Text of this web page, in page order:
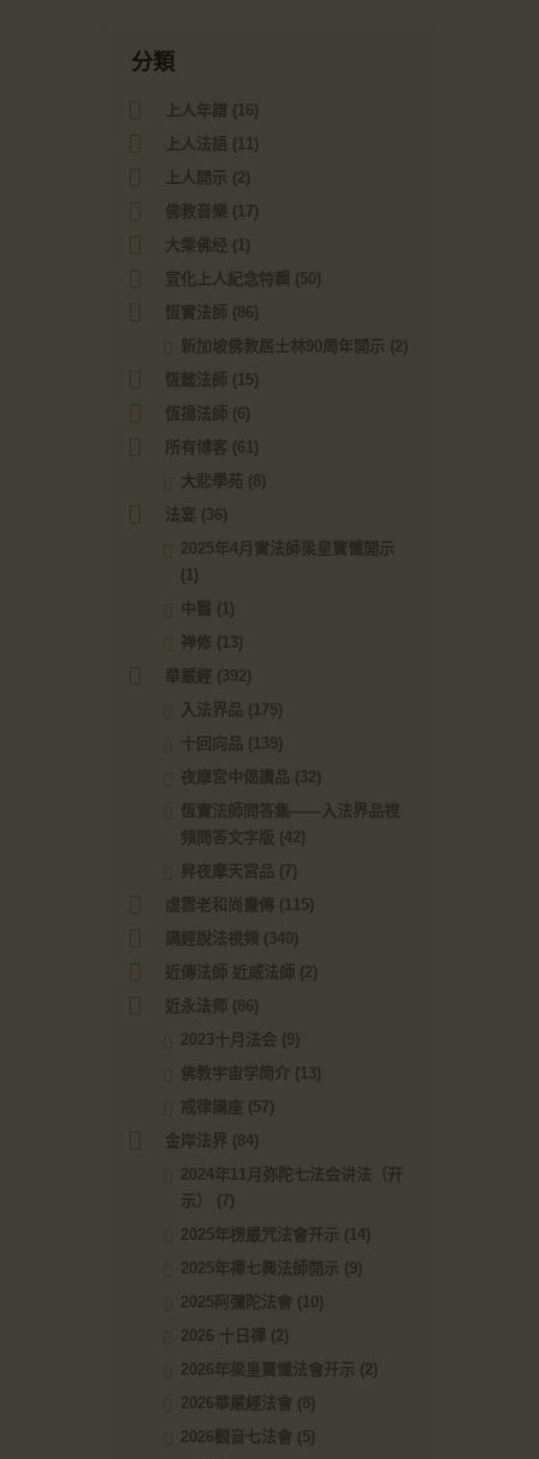
分類
上人年譜 (16)
上人法語 (11)
上人開示 (2)
佛教音樂 (17)
大乘佛经 (1)
宣化上人紀念特輯 (50)
恆實法師 (86)
新加坡佛教居士林90周年開示 (2)
恆懿法師 (15)
恆揚法師 (6)
所有博客 (61)
大悲學苑 (8)
法宴 (36)
2025年4月實法師梁皇寶懺開示
(1)
中醫 (1)
禅修 (13)
華嚴經 (392)
入法界品 (175)
十回向品 (139)
夜摩宮中偈讚品 (32)
恆實法師問答集——入法界品視
頻問答文字版 (42)
昇夜摩天宮品 (7)
虛雲老和尚畫傳
(115)
講經說法視頻
(340)
近傳法師 近威法師 (2)
近永法师
(86)
2023十月法会 (9)
佛教宇宙学简介 (13)
戒律講座 (57)
金岸法界 (84)
2024年11月弥陀七法会讲法（开
示）
(7)
2025年楞嚴咒法會开示 (14)
2025年禪七興法師開示 (9)
2025阿彌陀法會 (10)
2026 十日禪
(2)
2026年梁皇寶懺法會开示 (2)
2026華嚴經法會 (8)
2026觀音七法會 (5)